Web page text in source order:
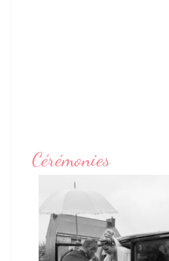
Cérémonies